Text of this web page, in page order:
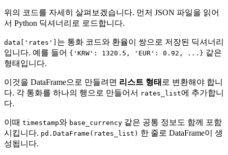
위의 코드를 자세히 살펴보겠습니다. 먼저 JSON 파일을 읽어
서 Python 딕셔너리로 로드합니다.
data['rates'] 는 통화 코드와 환율이 쌍으로 저장된 딕셔너리
입니다. 예를 들어 {'KRW': 1320.5, 'EUR': 0.92, ...} 같은
형태입니다.
이것을 DataFrame으로 만들려면 리스트 형태 로 변환해야 합니
다. 각 통화를 하나의 행으로 만들어서 rates_list에 추가합니
다.
이때 timestamp와 base_currency 같은 공통 정보도 함께 포함
시킵니다. pd.DataFrame(rates_list) 한 줄로 DataFrame이 생
성됩니다.